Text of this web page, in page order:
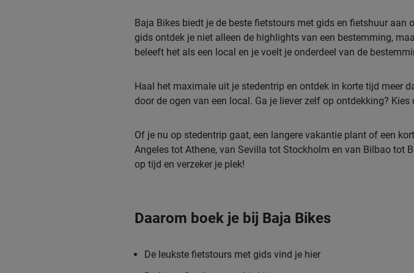
Baja Bikes biedt je de beste fietstours met gids en fietshuur
gids ontdek je niet alleen de highlights van een bestemming,
beleeft het als een local en je voelt je onderdeel van de
Haal het maximale uit je stedentrip en ontdek in korte tijd meer
door de ogen van een local. Ga je liever zelf op ontdekking?
Of je nu op stedentrip gaat, een langere vakantie plant of een
Angeles tot Athene, van Sevilla tot Stockholm en van Bilbao tot
op tijd en verzeker je plek!
Daarom boek je bij Baja Bikes
De leukste fietstours met gids vind je hier